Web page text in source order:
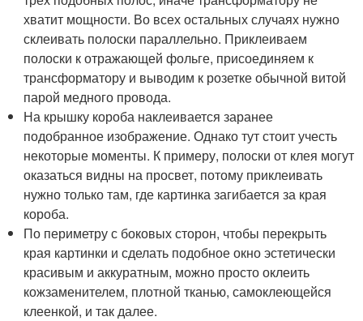
хватит мощности. Во всех остальных случаях нужно
склеивать полоски параллельно. Приклеиваем
полоски к отражающей фольге, присоединяем к
трансформатору и выводим к розетке обычной витой
парой медного провода.
На крышку короба наклеивается заранее
подобранное изображение. Однако тут стоит учесть
некоторые моменты. К примеру, полоски от клея могут
оказаться видны на просвет, потому приклеивать
нужно только там, где картинка загибается за края
короба.
По периметру с боковых сторон, чтобы перекрыть
края картинки и сделать подобное окно эстетически
красивым и аккуратным, можно просто оклеить
кожзаменителем, плотной тканью, самоклеющейся
клеенкой, и так далее.